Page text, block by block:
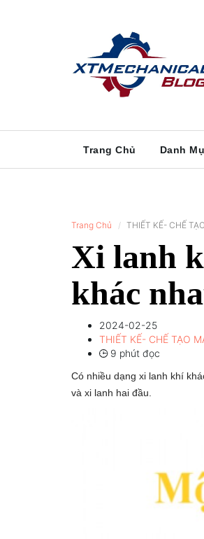
Trang Chủ Danh
Trang Chủ THIẾT KẾ- CHẾ
Xi lanh
khác
2024-02-25
THIẾT KẾ- CHẾ TẠO
9 phút đọc
Có nhiều dạng xi lanh khí
và xi lanh hai đầu.